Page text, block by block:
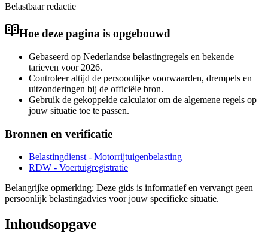
Belastbaar redactie
Hoe deze pagina is opgebouwd
Gebaseerd op Nederlandse belastingregels en bekende
tarieven voor 2026.
Controleer altijd de persoonlijke voorwaarden, drempels en
uitzonderingen bij de officiële bron.
Gebruik de gekoppelde calculator om de algemene regels op
jouw situatie toe te passen.
Bronnen en verificatie
Belastingdienst - Motorrijtuigenbelasting
RDW - Voertuigregistratie
Belangrijke opmerking: Deze gids is informatief en vervangt geen
persoonlijk belastingadvies voor jouw specifieke situatie.
Inhoudsopgave